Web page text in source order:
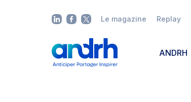
Le magazine Replay
ANDRH